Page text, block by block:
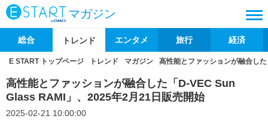
マガジン
総合 トレンド エンタメ 旅行 経済
E START トップページ トレンド マガジン 高性能とファッションが融合し
高性能とファッションが融合した「D-VEC Sun
Glass RAMI」、2025年2月21日販売開始
2025-02-21 10:00:00